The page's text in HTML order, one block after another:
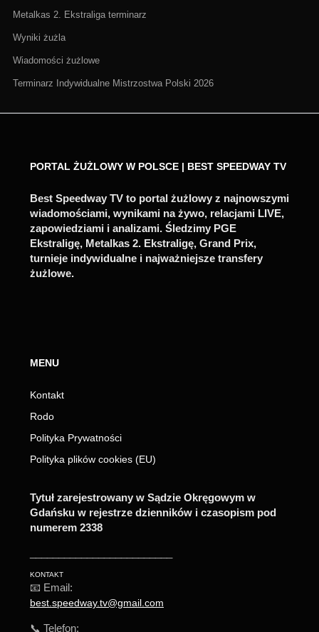
Metalkas 2. Ekstraliga terminarz
Wyniki żużla
Wiadomości żużlowe
Terminarz Indywidualne Mistrzostwa Polski 2026
PORTAL ŻUŻLOWY W POLSCE | BEST SPEEDWAY TV
Best Speedway TV to portal żużlowy z najnowszymi
wiadomościami, wynikami na żywo, relacjami LIVE,
zapowiedziami i analizami. Śledzimy PGE
Ekstraligę, Metalkas 2. Ekstraligę, Grand Prix,
turnieje indywidualne i najważniejsze transfery
żużlowe.
MENU
Kontakt
Rodo
Polityka Prywatności
Polityka plików cookies (EU)
Tytuł zarejestrowany w Sądzie Okręgowym w
Gdańsku w rejestrze dzienników i czasopism pod
numerem 2338
KONTAKT
📧 Email:
best.speedway.tv@gmail.com
📞 Telefon: